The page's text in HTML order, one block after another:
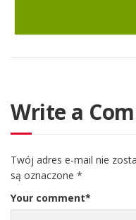
Write a
Twój adres e-mail nie
są oznaczone *
Your comment*